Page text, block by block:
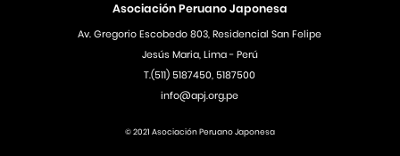
Asociación Peruano Japonesa
Av. Gregorio Escobedo 803, Residencial San Felipe
Jesús Maria, Lima - Perú
T.(511) 5187450, 5187500
info@apj.org.pe
© 2021 Asociación Peruano Japonesa